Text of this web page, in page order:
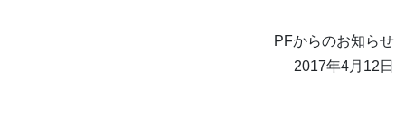
PFからのお知らせ
2017年4月12日